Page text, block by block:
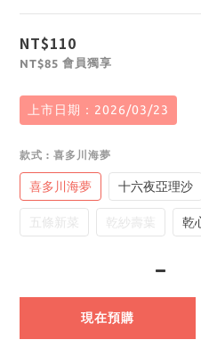
NT$110
NT$85 會員獨享
上市日期：2026/03/23
款式 : 喜多川海夢
喜多川海夢 十六夜亞理沙
五條新菜 乾紗壽葉 乾
現在預購